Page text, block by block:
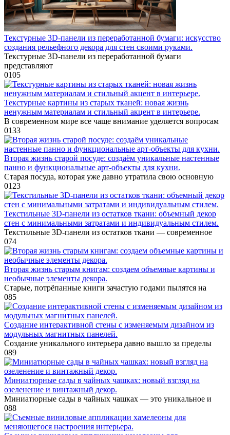
Текстурные 3D-панели из переработанной бумаги: искусство
создания рельефного декора для стен своими руками.
Текстурные 3D-панели из переработанной бумаги
представляют
0105
Текстурные картины из старых тканей: новая жизнь
ненужным материалам и стильный акцент в интерьере.
В современном мире все чаще внимание уделяется вопросам
0133
Вторая жизнь старой посуде: создаём уникальные настенные
панно и функциональные арт-объекты для кухни.
Старая посуда, которая уже давно утратила свою основную
0123
Текстильные 3D-панели из остатков ткани: объемный декор
стен с минимальными затратами и индивидуальным стилем.
Текстильные 3D-панели из остатков ткани — современное
074
Вторая жизнь старым книгам: создаем объемные картины и
необычные элементы декора.
Старые, потрёпанные книги зачастую годами пылятся на
085
Создание интерактивной стены с изменяемым дизайном из
модульных магнитных панелей.
Создание уникального интерьера давно вышло за пределы
089
Миниатюрные сады в чайных чашках: новый взгляд на
озеленение и винтажный декор.
Миниатюрные сады в чайных чашках — это уникальное и
088